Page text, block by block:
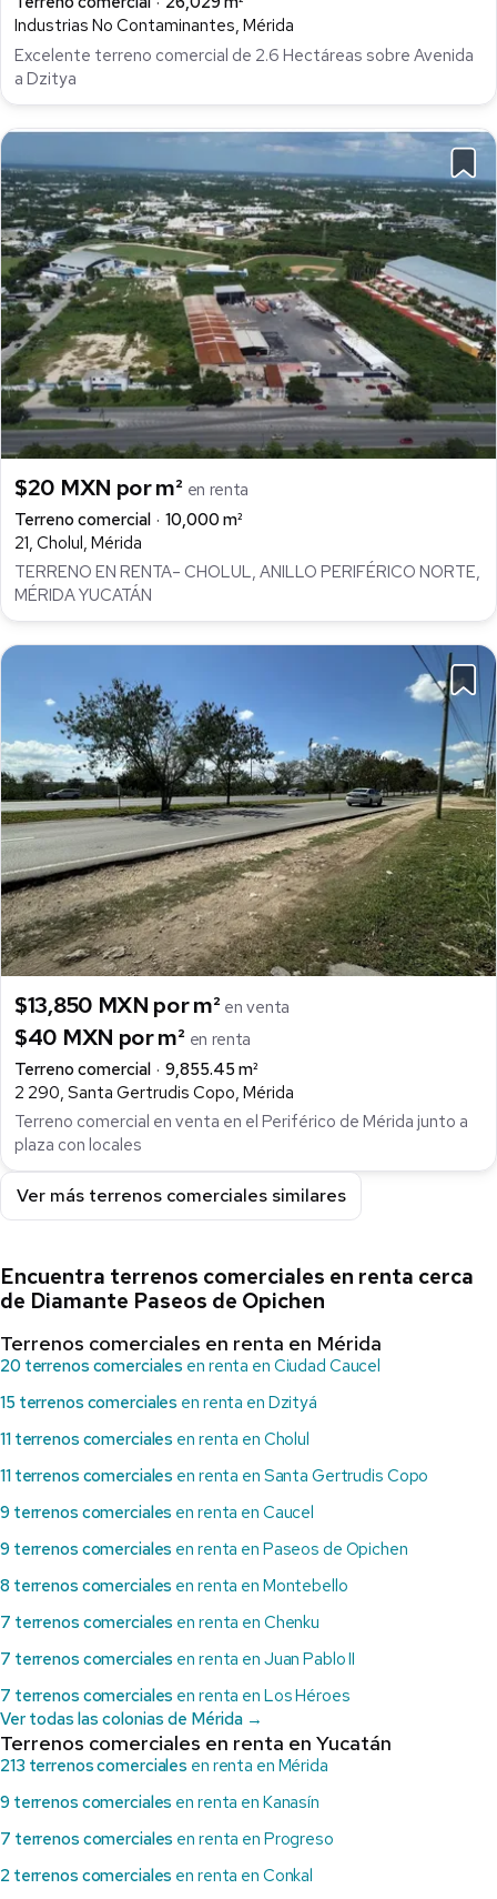
Industrias No Contaminantes, Mérida
Excelente terreno comercial de 2.6 Hectáreas sobre Avenida
a Dzitya
$20 MXN por m² en renta
Terreno comercial
10,000 m²
21, Cholul, Mérida
TERRENO EN RENTA– CHOLUL, ANILLO PERIFÉRICO NORTE,
MÉRIDA YUCATÁN
$13,850 MXN por m² en venta
$40 MXN por m² en renta
Terreno comercial
9,855.45 m²
2 290, Santa Gertrudis Copo, Mérida
Terreno comercial en venta en el Periférico de Mérida junto a
plaza con locales
Ver más terrenos comerciales similares
Encuentra terrenos comerciales en renta cerca
de Diamante Paseos de Opichen
Terrenos comerciales en renta en Mérida
20 terrenos comerciales en renta en Ciudad Caucel
15 terrenos comerciales en renta en Dzityá
11 terrenos comerciales en renta en Cholul
11 terrenos comerciales en renta en Santa Gertrudis Copo
9 terrenos comerciales en renta en Caucel
9 terrenos comerciales en renta en Paseos de Opichen
8 terrenos comerciales en renta en Montebello
7 terrenos comerciales en renta en Chenku
7 terrenos comerciales en renta en Juan Pablo II
7 terrenos comerciales en renta en Los Héroes
Ver todas las colonias de Mérida →
Terrenos comerciales en renta en Yucatán
213 terrenos comerciales en renta en Mérida
9 terrenos comerciales en renta en Kanasín
7 terrenos comerciales en renta en Progreso
2 terrenos comerciales en renta en Conkal